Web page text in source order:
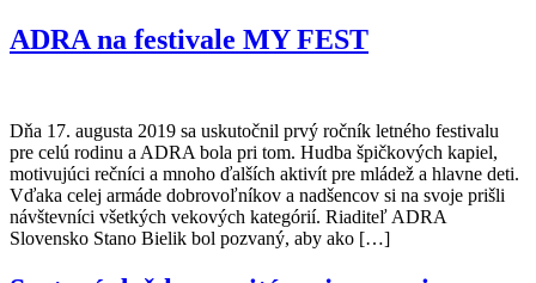
ADRA na festivale MY FEST
Dňa 17. augusta 2019 sa uskutočnil prvý ročník letného festivalu
pre celú rodinu a ADRA bola pri tom. Hudba špičkových kapiel,
motivujúci rečníci a mnoho ďalších aktivít pre mládež a hlavne deti.
Vďaka celej armáde dobrovoľníkov a nadšencov si na svoje prišli
návštevníci všetkých vekových kategórií. Riaditeľ ADRA
Slovensko Stano Bielik bol pozvaný, aby ako […]